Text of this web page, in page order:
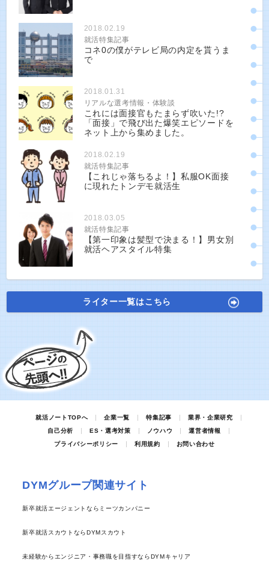
2018.02.19
就活特集記事
コネ0の僕がテレビ局の内定を貰うま
で
2018.01.31
リアルな選考情報・体験談
これには面接官もたまらず吹いた!?
「面接」で飛び出た爆笑エピソードを
ネット上から集めました。
2018.02.19
就活特集記事
【これじゃ落ちるよ！】私服OK面接
に現れたトンデモ就活生
2018.03.05
就活特集記事
【第一印象は髪型で決まる！】男女別
就活ヘアスタイル特集
ライター一覧はこちら
就活ノートTOPへ 企業一覧 特集記事
業界・企業研究
自己分析
ES・選考対策 ノウハウ
運営者情報
プライバシーポリシー
利用規約 お問い合わせ
DYMグループ関連サイト
新卒就活エージェントならミーツカンパニー
新卒就活スカウトならDYMスカウト
未経験からエンジニア・事務職を目指すならDYMキャリア